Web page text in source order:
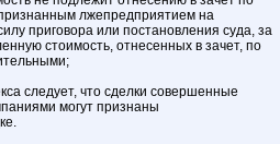
лжепредприятием на
приговора или постановления суда, за
стоимость, отнесенных в зачет, по
следует, что сделки совершенные
могут признаны